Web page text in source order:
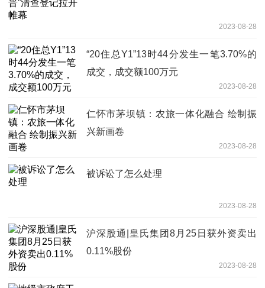
2023-08-28
“20住总Y1”13时44分发生一笔3.70%的
成交，成交额100万元
2023-08-28
仁怀市茅坝镇：农旅一体化融合 绘制振
兴新画卷
2023-08-28
被诉讼了怎么处理
2023-08-28
沪深股通|皇氏集团8月25日获外资卖出
0.11%股份
2023-08-28